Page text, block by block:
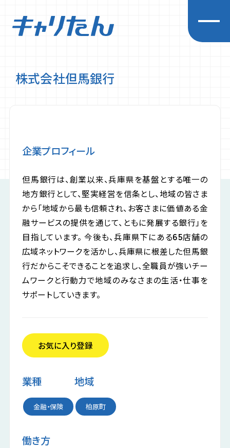
キャリアを探求する
お知らせ
初めての方へ
プライバシーポリシー
利用規約
公式LINE
掲載希望の企業様
お気に入り企業
株式会社但馬銀行
企業プロフィール
但馬銀行は、創業以来、兵庫県を基盤とする唯一の
地方銀行として、堅実経営を信条とし、地域の皆さま
から「地域から最も信頼され、お客さまに価値ある金
融サービスの提供を通じて、ともに発展する銀行」を
目指しています。 今後も、兵庫県下にある65店舗の
広域ネットワークを活かし、兵庫県に根差した但馬銀
行だからこそできることを追求し、全職員が強いチー
ムワークと行動力で地域のみなさまの生活・仕事を
サポートしていきます。
お気に入り登録
業種
金融・保険
地域
柏原町
働き方